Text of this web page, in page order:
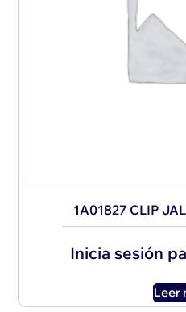
1A01827 CLIP
Inicia sesión
Leer